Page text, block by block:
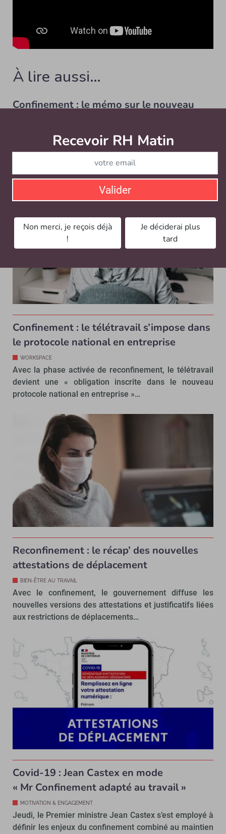
À lire aussi…
Confinement : le mémo sur le nouveau
les salariés
Le document de référence pour assurer la santé et la
sécurité des salariés et la poursuite de l’activité a...
Confinement : le télétravail s’impose dans
le protocole national en entreprise
WORKSPACE
Avec la phase activée de reconfinement, le télétravail
devient une « obligation inscrite dans le nouveau
protocole national en entreprise »…
Reconfinement : le récap’ des nouvelles
attestations de déplacement
BIEN-ÊTRE AU TRAVAIL
Avec le confinement, le gouvernement diffuse les
nouvelles versions des attestations et justificatifs liées
aux restrictions de déplacements…
Covid-19 : Jean Castex en mode
« Mr Confinement adapté au travail »
MOTIVATION & ENGAGEMENT
Jeudi, le Premier ministre Jean Castex s’est employé à
définir les enjeux du confinement combiné au maintien
Recevoir RH Matin
Valider
Non merci, je reçois déjà
!
Je déciderai plus
tard